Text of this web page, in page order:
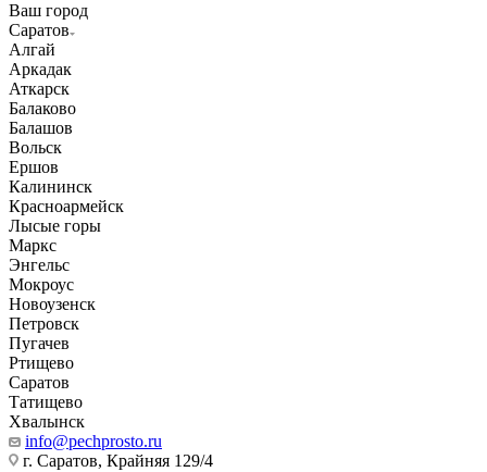
Ваш город
Саратов
Алгай
Аркадак
Аткарск
Балаково
Балашов
Вольск
Ершов
Калининск
Красноармейск
Лысые горы
Маркс
Энгельс
Мокроус
Новоузенск
Петровск
Пугачев
Ртищево
Саратов
Татищево
Хвалынск
info@pechprosto.ru
г. Саратов, Крайняя 129/4